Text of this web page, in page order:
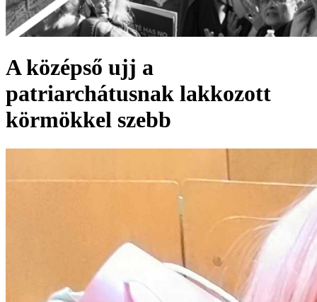
A középső ujj a
patriarchátusnak lakkozott
körmökkel szebb